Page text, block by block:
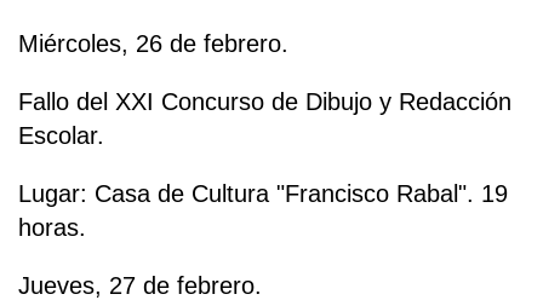
Miércoles, 26 de febrero.
Fallo del XXI Concurso de Dibujo y Redacción
Escolar.
Lugar: Casa de Cultura "Francisco Rabal". 19
horas.
Jueves, 27 de febrero.